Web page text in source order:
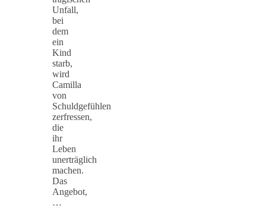
Unfall,
bei
dem
ein
Kind
starb,
wird
Camilla
von
Schuldgefühlen
zerfressen,
die
ihr
Leben
unerträglich
machen.
Das
Angebot,
…